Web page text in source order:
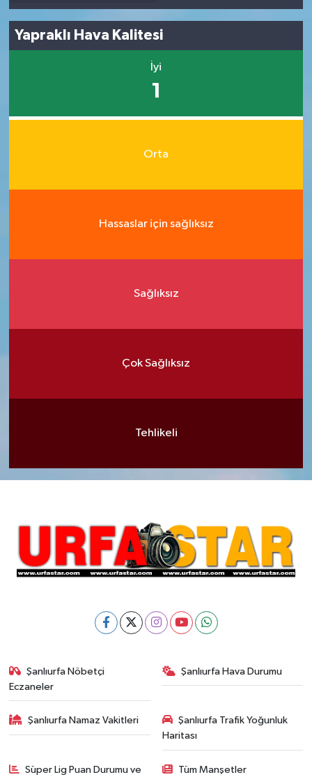
Yapraklı Hava Kalitesi
İyi
1
Orta
Hassaslar için sağlıksız
Sağlıksız
Çok Sağlıksız
Tehlikeli
Şanlıurfa Nöbetçi
Eczaneler
Şanlıurfa Hava Durumu
Şanlıurfa Namaz Vakitleri
Şanlıurfa Trafik Yoğunluk
Haritası
Süper Lig Puan Durumu ve Tüm Manşetler